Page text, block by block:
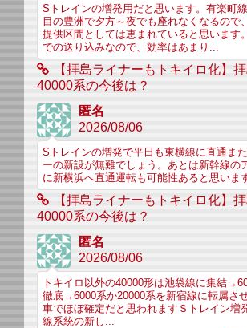
Sトレインの増発用だと思います。有楽町
目の豊洲で夕方～夜でも座れなくなるので
提供区間としては恵まれていると思います
での送り込みなので、効率はあまり...
【拝島ライナーもトキイロ化】
40000系の今後は？
匿名
2026/08/06
Sトレインの増発で平日も東横線に直通ま
ーの新設が無難でしょう。あとは新幹線の
に新横浜へ直通運転も可能性あると思いま
【拝島ライナーもトキイロ化】
40000系の今後は？
匿名
2026/08/06
トキイロ以外の40000形は池袋線に集結
徹底→6000系か20000系を新宿線に転属さ
車でほぼ確定だと思われますＳトレイン増
線系統の新し...